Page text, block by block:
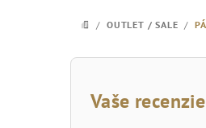
DOMOV
/ OUTLET / SALE /
B
Vaše recenzie